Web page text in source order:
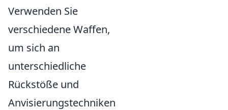
Verwenden Sie
verschiedene Waffen,
um sich an
unterschiedliche
Rückstöße und
Anvisierungstechniken